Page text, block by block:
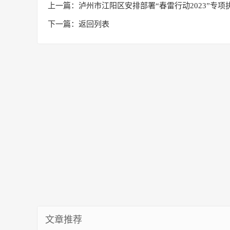
上一篇： 泸州市江阳区安排部署“春雷行动2023”专项
下一篇： 返回列表
文章推荐